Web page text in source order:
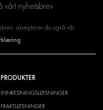
vårt nyhetsbrev
aksepterer du også vår
PRODUKTER
INNREDNINGSLØSNINGER
FRAKTLØSNINGER